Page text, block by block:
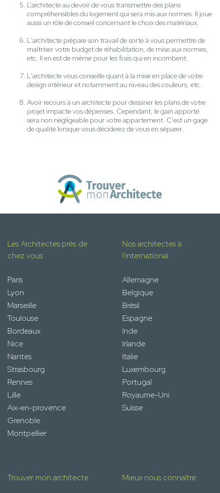
L’architecte au devoir de vous transmettre des plans
compréhensibles du logement qui sera mis aux normes. Il joue
aussi un rôle de conseil concernant le choix des matériaux.
L'architecte prépare son travail de sorte à vous permettre de
maîtriser votre budget de réhabilitation, de mise aux normes,
etc. Il en est de même pour les frais qui en incombent.
L'architecte vous conseille quant à la mise en place de votre
design intérieur et notamment au niveau des couleurs, etc.
Avoir recours à un architecte pour dessiner les plans de votre
projet impacte vos dépenses. Cependant, le gain apporté
sera non négligeable pour votre appartement. C'est un gage
de qualité lorsque vous déciderez de vous en séparer.
Les Architectes près de
chez vous
Paris
Lyon
Marseille
Toulouse
Bordeaux
Nice
Nantes
Strasbourg
Rennes
Lille
Aix-en-provence
Grenoble
Montpellier
Nos architectes à
l'international
Allemagne
Belgique
Brésil
Espagne
Inde
Irlande
Italie
Luxembourg
Portugal
Royaume-Uni
Suisse
Trouver mon architecte Mieux nous connaître